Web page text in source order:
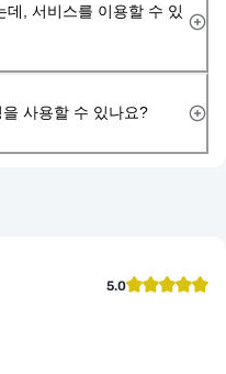
데, 서비스를 이용할 수 있
사용할 수 있나요?
5.0